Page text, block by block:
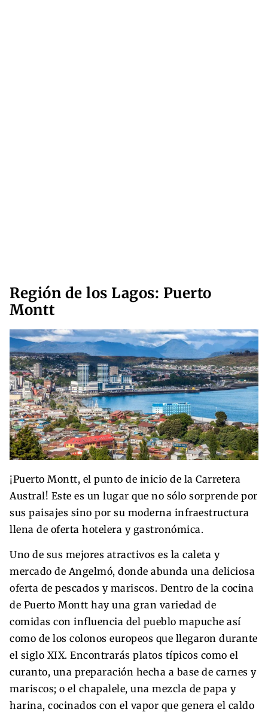
Región de los Lagos: Puerto
Montt
¡Puerto Montt, el punto de inicio de la Carretera
Austral! Este es un lugar que no sólo sorprende por
sus paisajes sino por su moderna infraestructura
llena de oferta hotelera y gastronómica.
Uno de sus mejores atractivos es la caleta y
mercado de Angelmó, donde abunda una deliciosa
oferta de pescados y mariscos. Dentro de la cocina
de Puerto Montt hay una gran variedad de
comidas con influencia del pueblo mapuche así
como de los colonos europeos que llegaron durante
el siglo XIX. Encontrarás platos típicos como el
curanto, una preparación hecha a base de carnes y
mariscos; o el chapalele, una mezcla de papa y
harina, cocinados con el vapor que genera el caldo